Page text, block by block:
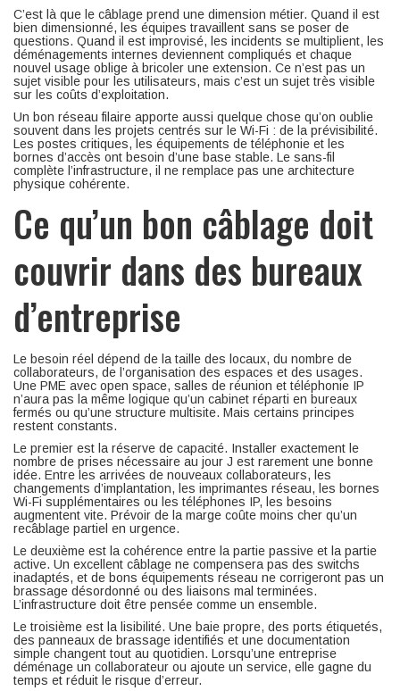
C’est là que le câblage prend une dimension métier. Quand il est
bien dimensionné, les équipes travaillent sans se poser de
questions. Quand il est improvisé, les incidents se multiplient, les
déménagements internes deviennent compliqués et chaque
nouvel usage oblige à bricoler une extension. Ce n’est pas un
sujet visible pour les utilisateurs, mais c’est un sujet très visible
sur les coûts d’exploitation.
Un bon réseau filaire apporte aussi quelque chose qu’on oublie
souvent dans les projets centrés sur le Wi-Fi : de la prévisibilité.
Les postes critiques, les équipements de téléphonie et les
bornes d’accès ont besoin d’une base stable. Le sans-fil
complète l’infrastructure, il ne remplace pas une architecture
physique cohérente.
Ce qu’un bon câblage doit
couvrir dans des bureaux
d’entreprise
Le besoin réel dépend de la taille des locaux, du nombre de
collaborateurs, de l’organisation des espaces et des usages.
Une PME avec open space, salles de réunion et téléphonie IP
n’aura pas la même logique qu’un cabinet réparti en bureaux
fermés ou qu’une structure multisite. Mais certains principes
restent constants.
Le premier est la réserve de capacité. Installer exactement le
nombre de prises nécessaire au jour J est rarement une bonne
idée. Entre les arrivées de nouveaux collaborateurs, les
changements d’implantation, les imprimantes réseau, les bornes
Wi-Fi supplémentaires ou les téléphones IP, les besoins
augmentent vite. Prévoir de la marge coûte moins cher qu’un
recâblage partiel en urgence.
Le deuxième est la cohérence entre la partie passive et la partie
active. Un excellent câblage ne compensera pas des switchs
inadaptés, et de bons équipements réseau ne corrigeront pas un
brassage désordonné ou des liaisons mal terminées.
L’infrastructure doit être pensée comme un ensemble.
Le troisième est la lisibilité. Une baie propre, des ports étiquetés,
des panneaux de brassage identifiés et une documentation
simple changent tout au quotidien. Lorsqu’une entreprise
déménage un collaborateur ou ajoute un service, elle gagne du
temps et réduit le risque d’erreur.